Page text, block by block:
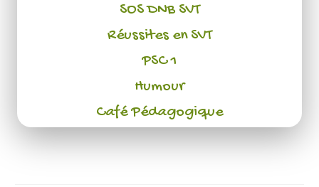
SOS DNB SVT
Réussites en SVT
PSC 1
Humour
Café Pédagogique